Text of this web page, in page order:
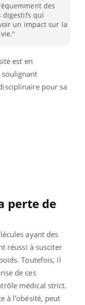
des
digestifs qui
un impact sur la
est en
pour sa
perte de
ayant des
réussi à susciter
Toutefois, il
de ces
médical strict.
à l'obésité, peut